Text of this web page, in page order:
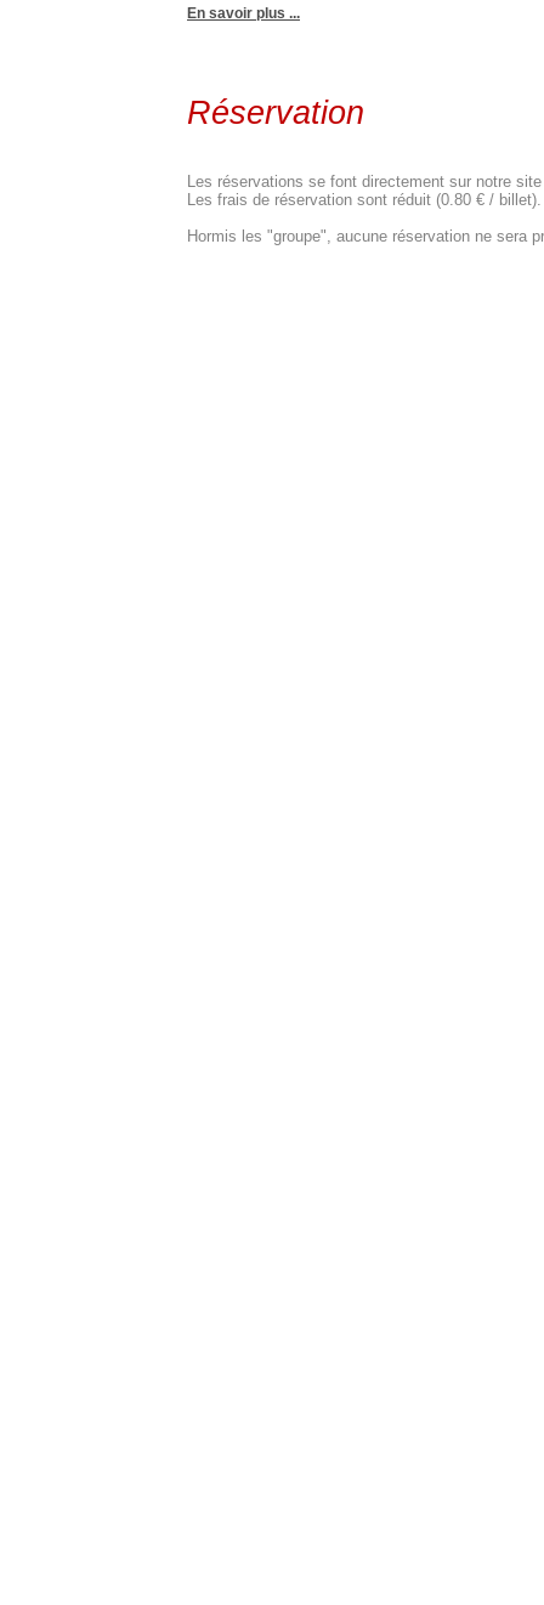
En savoir plus ...
Réservation
Les réservations se font directement sur notre
Les frais de réservation sont réduit (0.80 € / billet).
Hormis les "groupe", aucune réservation ne sera